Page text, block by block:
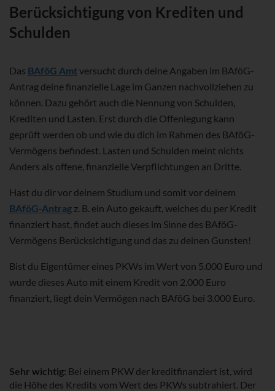
Berücksichtigung von Krediten und
Schulden
Das BAföG Amtversucht durch deine Angaben im BAföG-
Antrag deine finanzielle Lage im Ganzen nachvollziehen zu
können. Dazu gehört auch die Nennung von Schulden,
Krediten und Lasten. Erst durch die Offenlegung kann
geprüft werden ob und wie du dich im Rahmen des BAföG-
Vermögens befindest. Lasten und Schulden meint nichts
Anders als offene, finanzielle Verpflichtungen an Dritte.
Hast du dir vor deinem Studium und somit vor deinem
BAföG-Antrag z. B. ein Auto gekauft, welches du per Kredit
finanziert hast, findet auch dieses im Sinne des BAföG-
Vermögens Berücksichtigung und das zu deinen Gunsten!
Bist du Eigentümer eines PKWs im Wert von 5.000 Euro und
wurde dieses Auto mit einem Kredit von 2.000 Euro
finanziert, liegt dein Vermögen nach BAföG bei 3.000 Euro.
Sehr wichtig: Bei einem PKW der kreditfinanziert ist, wird
die Höhe des Kredits vom Wert des PKWs subtrahiert. Der